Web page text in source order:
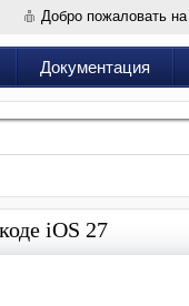
Добро пожаловать на
Документация
iOS 27